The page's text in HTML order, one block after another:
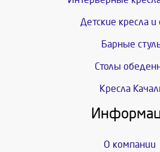
Детские кресла и
Барные
Столы
Кресла
О компании